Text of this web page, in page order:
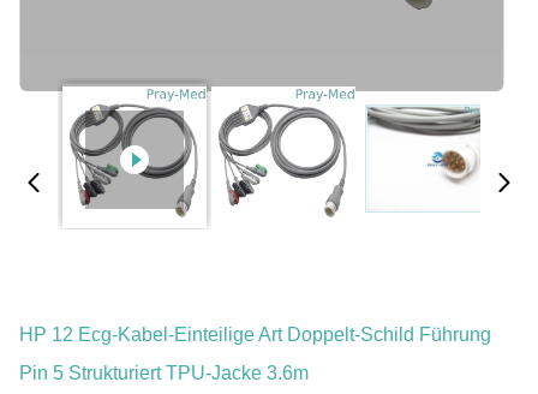
HP 12 Ecg-Kabel-Einteilige Art Doppelt-Schild Führung
Pin 5 Strukturiert TPU-Jacke 3.6m